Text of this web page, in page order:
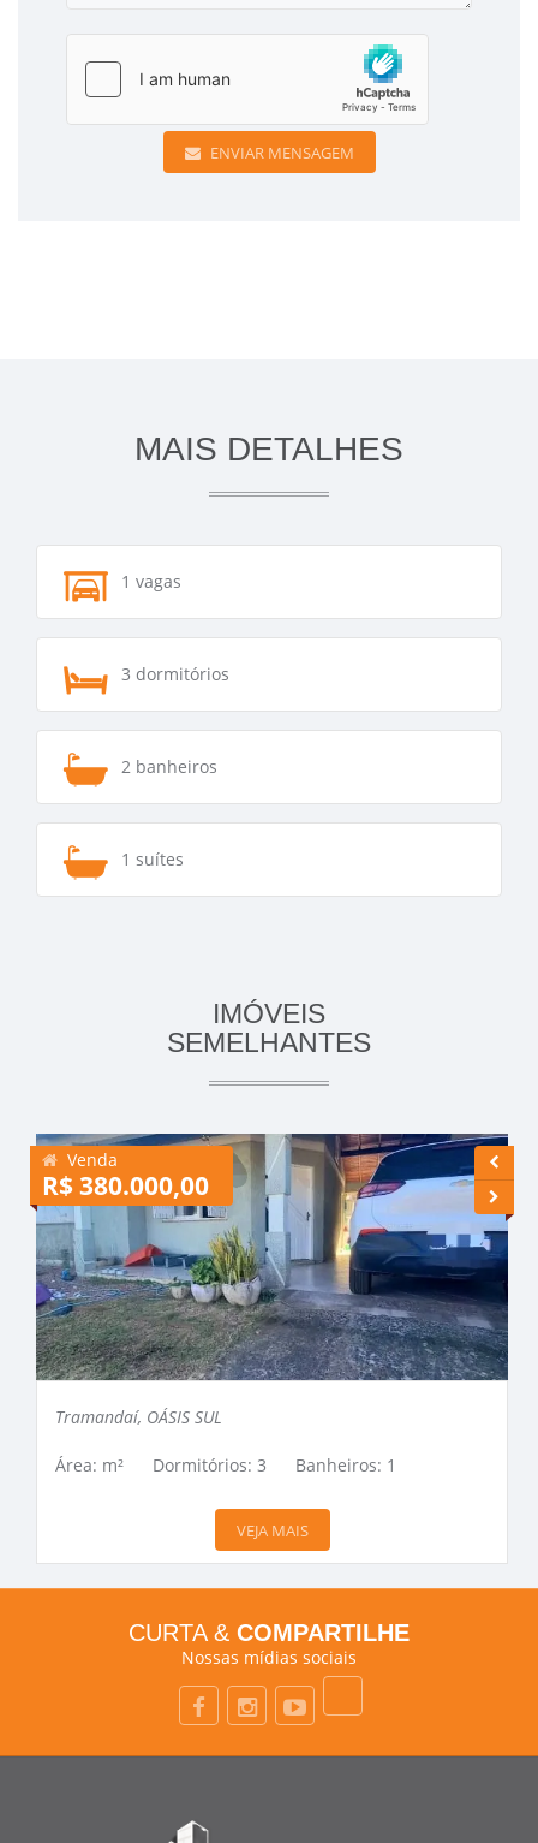
ENVIAR MENSAGEM
MAIS DETALHES
1 vagas
3 dormitórios
2 banheiros
1 suítes
IMÓVEIS
SEMELHANTES
Venda
R$ 380.000,00
Tramandaí, OÁSIS SUL
Área: m² Dormitórios: 3 Banheiros: 1
VEJA MAIS
CURTA & COMPARTILHE
Nossas mídias sociais